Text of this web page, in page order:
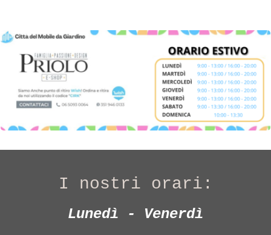
I nostri orari:
Lunedì - Venerdì